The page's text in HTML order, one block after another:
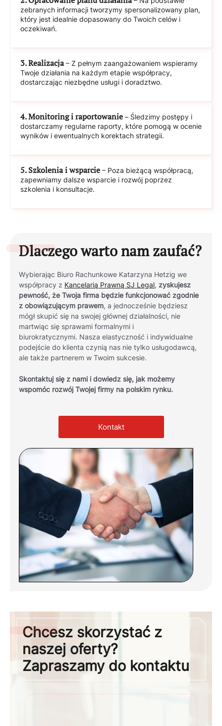
zebranych informacji tworzymy spersonalizowany plan,
który jest idealnie dopasowany do Twoich celów i
oczekiwań.
3. Realizacja– Z pełnym zaangażowaniem wspieramy
Twoje działania na każdym etapie współpracy,
dostarczając niezbędne usługi i doradztwo.
4. Monitoring i raportowanie – Śledzimy postępy i
dostarczamy regularne raporty, które pomogą w ocenie
wyników i ewentualnych korektach strategii.
5. Szkolenia i wsparcie – Poza bieżącą współpracą,
zapewniamy dalsze wsparcie i rozwój poprzez
szkolenia i konsultacje.
Dlaczego warto nam zaufać?
Wybierając Biuro Rachunkowe Katarzyna Hetzig we
współpracy z Kancelarią Prawną SJ Legal,zyskujesz
pewność, że Twoja firma będzie funkcjonować zgodnie
z obowiązującym prawem, a jednocześnie będziesz
mógł skupić się na swojej głównej działalności, nie
martwiąc się sprawami formalnymi i
biurokratycznymi. Nasza elastyczność i indywidualne
podejście do klienta czynią nas nie tylko usługodawcą,
ale także partnerem w Twoim sukcesie.
Skontaktuj się z nami i dowiedz się, jak możemy
wspomóc rozwój Twojej firmy na polskim rynku.
Kontakt
Chcesz skorzystać z
naszej oferty?
Zapraszamy do kontaktu